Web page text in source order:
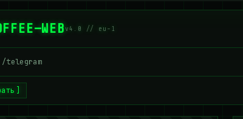
v4.0 // eu-1
/telegram